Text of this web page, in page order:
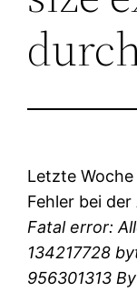
Letzte
Fehler bei
Fatal error:
134217728
956301313